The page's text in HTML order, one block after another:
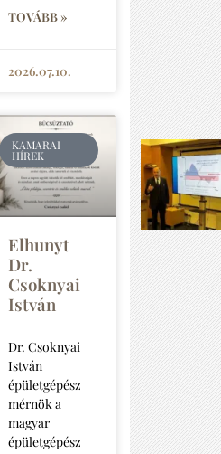
TOVÁBB »
2026.07.10.
KAMARAI
HÍREK
Elhunyt
Dr.
Csoknyai
István
Dr. Csoknyai
István
épületgépész
mérnök a
magyar
épületgépész